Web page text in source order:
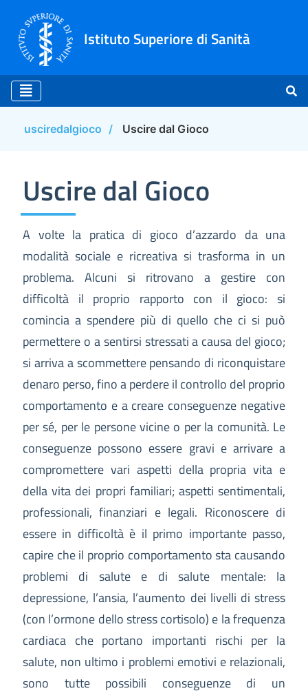
Istituto Superiore di Sanità
usciredalgioco Uscire dal Gioco
Uscire dal Gioco
A volte la pratica di gioco d’azzardo da una
modalità sociale e ricreativa si trasforma in un
problema. Alcuni si ritrovano a gestire con
difficoltà il proprio rapporto con il gioco: si
comincia a spendere più di quello che ci si può
permettere o a sentirsi stressati a causa del gioco;
si arriva a scommettere pensando di riconquistare
denaro perso, fino a perdere il controllo del proprio
comportamento e a creare conseguenze negative
per sé, per le persone vicine o per la comunità. Le
conseguenze possono essere gravi e arrivare a
compromettere vari aspetti della propria vita e
della vita dei propri familiari; aspetti sentimentali,
professionali, finanziari e legali. Riconoscere di
essere in difficoltà è il primo importante passo,
capire che il proprio comportamento sta causando
problemi di salute e di salute mentale: la
depressione, l’ansia, l’aumento dei livelli di stress
(con l’ormone dello stress cortisolo) e la frequenza
cardiaca che portano importanti rischi per la
salute, non ultimo i problemi emotivi e relazionali,
sono tutte possibili conseguenze di un